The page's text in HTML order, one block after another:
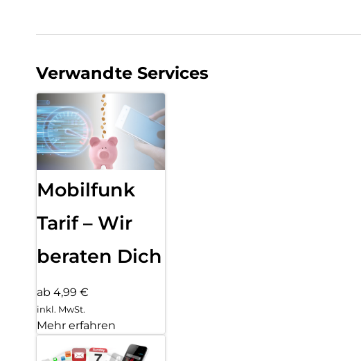
Verwandte Services
Mobilfunk
Tarif – Wir
beraten Dich
ab 4,99 €
inkl. MwSt.
Mehr erfahren